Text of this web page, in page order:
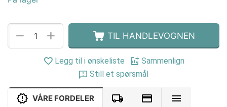
+
− TIL HANDLEVOGNEN
Legg til i ønskeliste
Sammenlign
Still et spørsmål
VÅRE FORDELER